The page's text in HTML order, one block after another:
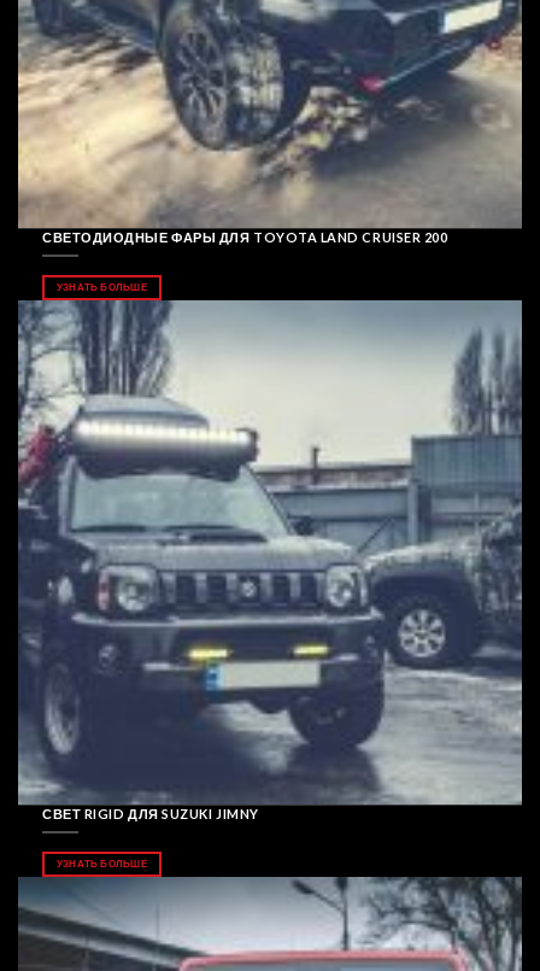
СВЕТОДИОДНЫЕ ФАРЫ ДЛЯ TOYOTA LAND CRUISER 200
УЗНАТЬ БОЛЬШЕ
СВЕТ RIGID ДЛЯ SUZUKI JIMNY
УЗНАТЬ БОЛЬШЕ